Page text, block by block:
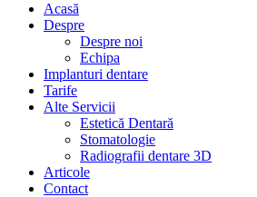
Acasă
Despre
Despre noi
Echipa
Implanturi dentare
Tarife
Alte Servicii
Estetică Dentară
Stomatologie
Radiografii dentare 3D
Articole
Contact